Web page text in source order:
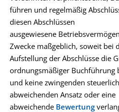
führen und regelmäßig
diesen Abschlüssen
ausgewiesene
Zwecke maßgeblich, soweit bei
Aufstellung der Abschlüsse die
ordnungsmäßiger Buchführung
und keine zwingenden
abweichenden Ansatz oder eine
abweichende Bewertung